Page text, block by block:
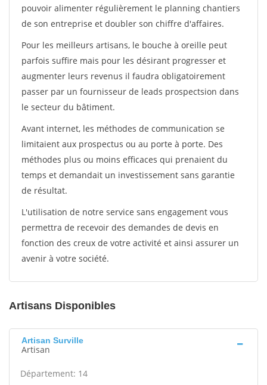
pouvoir alimenter régulièrement le planning chantiers
de son entreprise et doubler son chiffre d'affaires.
Pour les meilleurs artisans, le bouche à oreille peut
parfois suffire mais pour les désirant progresser et
augmenter leurs revenus il faudra obligatoirement
passer par un fournisseur de leads prospectsion dans
le secteur du bâtiment.
Avant internet, les méthodes de communication se
limitaient aux prospectus ou au porte à porte. Des
méthodes plus ou moins efficaces qui prenaient du
temps et demandait un investissement sans garantie
de résultat.
L'utilisation de notre service sans engagement vous
permettra de recevoir des demandes de devis en
fonction des creux de votre activité et ainsi assurer un
avenir à votre société.
Artisans Disponibles
Artisan Surville
Artisan
Département: 14